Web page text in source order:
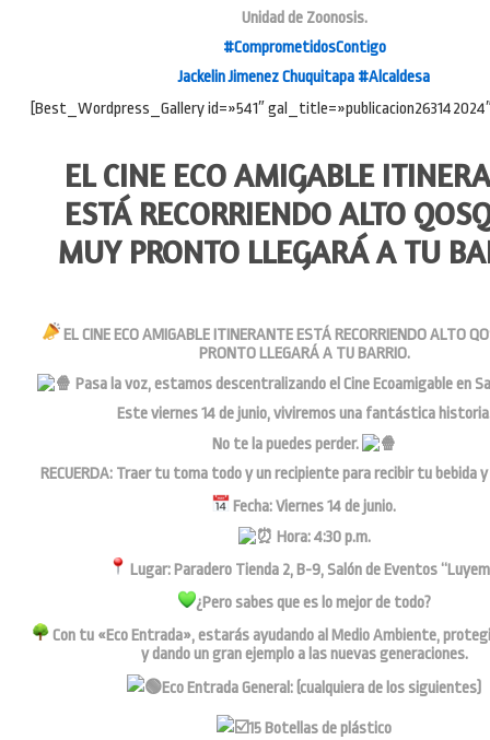
Unidad de Zoonosis.
#ComprometidosContigo
Jackelin Jimenez Chuquitapa #Alcaldesa
[Best_Wordpress_Gallery id=»541″
EL CINE ECO AMIGABLE
ESTÁ RECORRIENDO ALTO
MUY PRONTO LLEGARÁ A TU
EL CINE ECO AMIGABLE ITINERANTE ESTÁ RECORRIENDO ALTO
PRONTO LLEGARÁ A TU BARRIO.
Pasa la voz, estamos descentralizando el Cine Ecoamigable en
Este viernes 14 de junio, viviremos una fantástica
No te la puedes perder.
RECUERDA: Traer tu toma todo y un recipiente para recibir tu bebida
Fecha: Viernes 14 de junio.
Hora: 4:30 p.m.
Lugar: Paradero Tienda 2, B-9, Salón de Eventos
¿Pero sabes que es lo mejor de todo?
Con tu «Eco Entrada», estarás ayudando al Medio Ambiente,
y dando un gran ejemplo a las nuevas generaciones.
Eco Entrada General: (cualquiera de los siguientes)
15 Botellas de plástico